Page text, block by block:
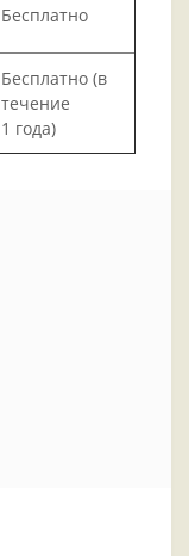
Бесплатно
Бесплатно (в
течение
1 года)